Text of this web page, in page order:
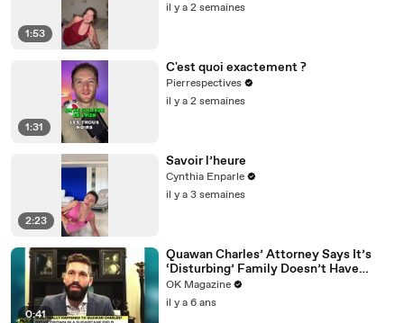
1:53
il y a 2 semaines
1:31
C'est quoi exactement ?
Pierrespectives
il y a 2 semaines
2:23
Savoir l’heure
Cynthia Enparle
il y a 3 semaines
0:41
Quawan Charles’ Attorney Says It’s
‘Disturbing’ Family Doesn’t Have
Answers — Watch
OK Magazine
il y a 6 ans